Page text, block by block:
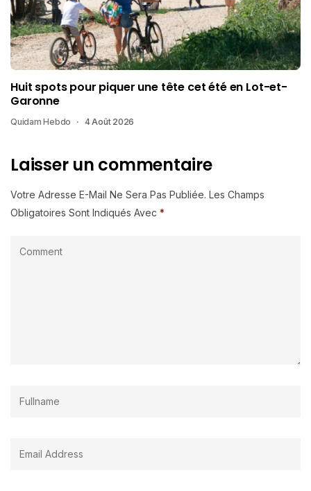
Huit spots pour piquer une tête cet été en Lot-et-
Garonne
Quidam Hebdo 4 Août 2026
Laisser un commentaire
Votre Adresse E-Mail Ne Sera Pas Publiée. Les Champs
Obligatoires Sont Indiqués Avec *